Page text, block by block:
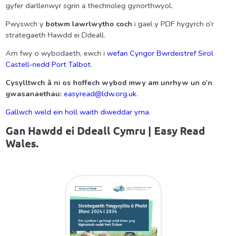
gyfer darllenwyr sgrin a thechnoleg gynorthwyol.
Pwyswch y botwm lawrlwytho coch i gael y PDF hygyrch o’r
strategaeth Hawdd ei Ddeall.
Am fwy o wybodaeth, ewch i wefan Cyngor Bwrdeistref Sirol
Castell-nedd Port Talbot.
Cysylltwch â ni os hoffech wybod mwy am unrhyw un o’n
gwasanaethau: easyread@ldw.org.uk.
Gallwch weld ein holl waith diweddar yma.
Gan Hawdd ei Ddeall Cymru | Easy Read
Wales.